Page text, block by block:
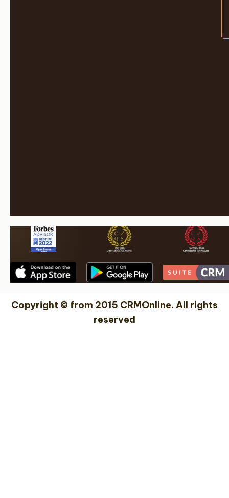
Copyright © from 2015 CRMOnline. All rights
reserved